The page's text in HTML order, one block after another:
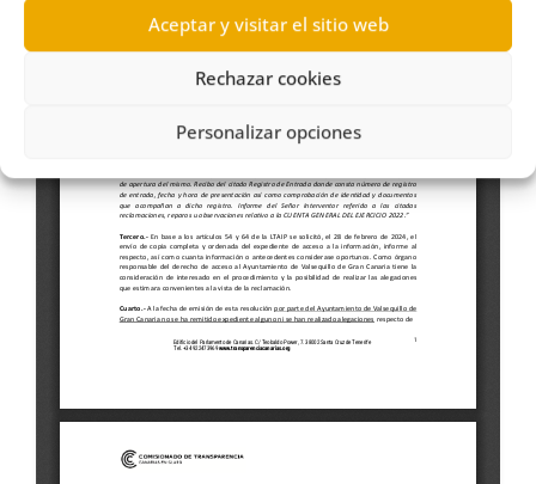
Aceptar y visitar el sitio web
Rechazar cookies
Personalizar opciones